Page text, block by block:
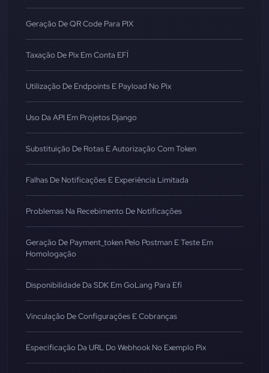
Geração De QR Code Para PIX
Taxação De Pix Em Conta EFÍ
Utilização De Endpoints E Payload No Pix
Uso Da API Em Projetos Django
Substituição De Rotas E Autorização Com Token
Falhas De Notificações E Experiência Limitada
Problemas Na Recebimento De Notificações
Geração De Payment_token Pelo Postman E Teste Em
Homologação
Disponibilidade Da SDK Em GoLang Para Efí
Vinculação De Configurações E Cobranças
Especificação Da URL Do Webhook No Exemplo Pix